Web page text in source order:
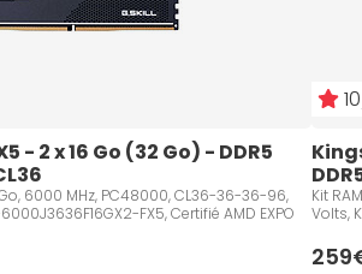
- 2 x 16 Go (32 Go) - DDR5
6000 MHz, PC48000, CL36-36-36-96,
FX5, Certifié AMD EXPO
Kit
Volts,